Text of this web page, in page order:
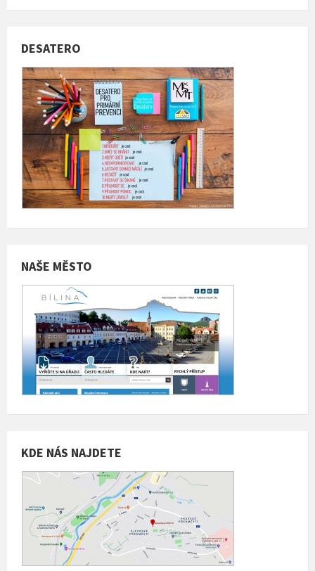
DESATERO
NAŠE MĚSTO
KDE NÁS NAJDETE